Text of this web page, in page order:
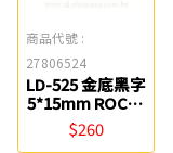
商品代號 :
27806524
LD-525 金底黑字
5*15mm ROC產
地標籤(2萬張)
LONGDER龍德
$260